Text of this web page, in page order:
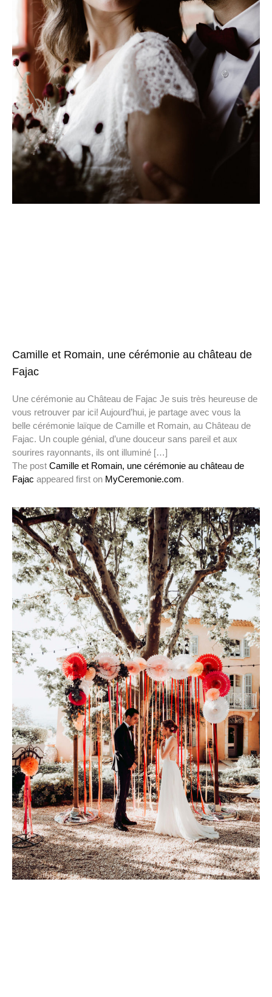
Camille et Romain, une cérémonie au château de
Fajac
Une cérémonie au Château de Fajac Je suis très heureuse de
vous retrouver par ici! Aujourd’hui, je partage avec vous la
belle cérémonie laïque de Camille et Romain, au Château de
Fajac. Un couple génial, d’une douceur sans pareil et aux
sourires rayonnants, ils ont illuminé […]
The post Camille et Romain, une cérémonie au château de
Fajac appeared first on MyCeremonie.com.